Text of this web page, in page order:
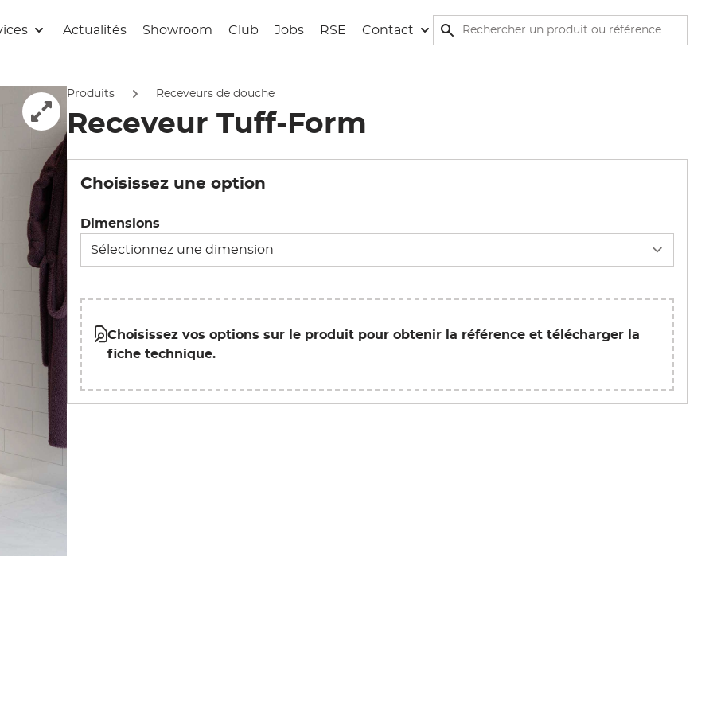
Actualités Showroom Club Jobs RSE Contact
Rechercher
Rechercher
Afficher l'image en pleine écran
Produits Receveurs de douche
Receveur Tuff-Form
Choisissez une option
Dimensions
Choisissez vos options sur le produit pour obtenir la référence et télécharger la
fiche technique.